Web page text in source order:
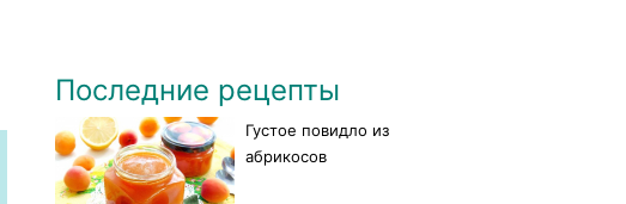
Последние рецепты
Густое повидло из
абрикосов